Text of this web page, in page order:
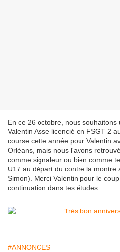
En ce 26 octobre, nous souhaitons
Valentin Asse licencié en FSGT 2
course cette année pour Valentin
Orléans, mais nous l'avons
comme signaleur ou bien comme
U17 au départ du contre la montre
Simon). Merci Valentin pour le
continuation dans tes études .
#ANNONCES